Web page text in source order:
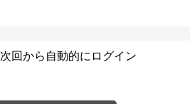
次回から自動的にログイン